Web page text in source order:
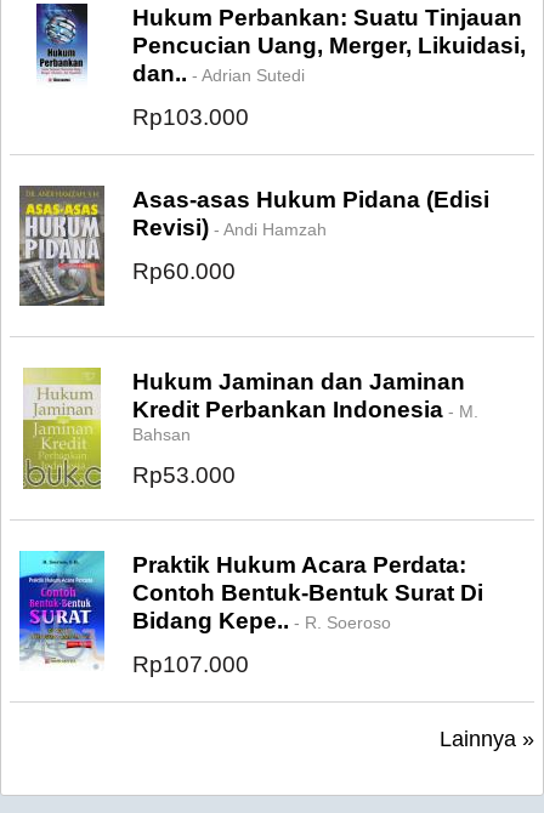
Hukum Perbankan: Suatu Tinjauan
Pencucian Uang, Merger, Likuidasi,
dan.. - Adrian Sutedi
Rp103.000
Asas-asas Hukum Pidana (Edisi
Revisi) - Andi Hamzah
Rp60.000
Hukum Jaminan dan Jaminan
Kredit Perbankan Indonesia - M.
Bahsan
Rp53.000
Praktik Hukum Acara Perdata:
Contoh Bentuk-Bentuk Surat Di
Bidang Kepe.. - R. Soeroso
Rp107.000
Lainnya »